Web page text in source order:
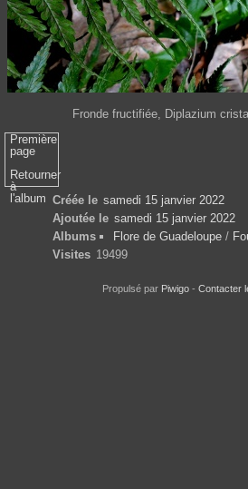
Fronde fructifiée, Diplazium
Première
page
Retourner
à
l'album Créée le samedi 15 janvier 2022
Ajoutée le samedi 15 janvier 2022
Albums
Flore de Guadeloupe /
Visites 19499
Propulsé par Piwigo - Contacter